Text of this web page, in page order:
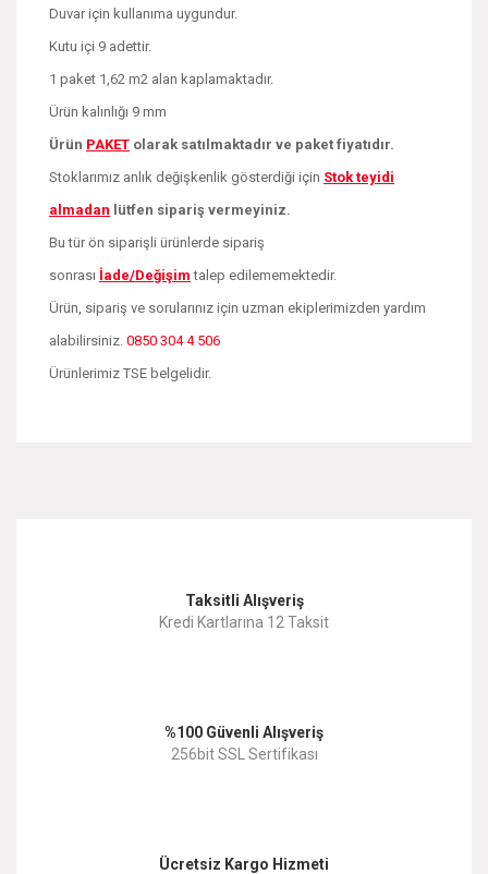
Duvar için kullanıma uygundur.
Kutu içi 9 adettir.
1 paket 1,62 m2 alan kaplamaktadır.
Ürün kalınlığı 9 mm
Ürün PAKET olarak satılmaktadır ve paket fiyatıdır.
Stoklarımız anlık değişkenlik gösterdiği için Stok teyidi
almadan lütfen sipariş vermeyiniz.
Bu tür ön siparişli ürünlerde sipariş
sonrası İade/Değişim talep edilememektedir.
Ürün, sipariş ve sorularınız için uzman ekiplerimizden yardım
alabilirsiniz. 0850 304 4 506
Ürünlerimiz TSE belgelidir.
Ürün resmi kalitesiz, bozuk veya görüntülenemiyor.
Ürün fiyatı diğer sitelerden daha pahalı.
Taksitli Alışveriş
Kredi Kartlarına 12 Taksit
%100 Güvenli Alışveriş
256bit SSL Sertifikası
Ücretsiz Kargo Hizmeti